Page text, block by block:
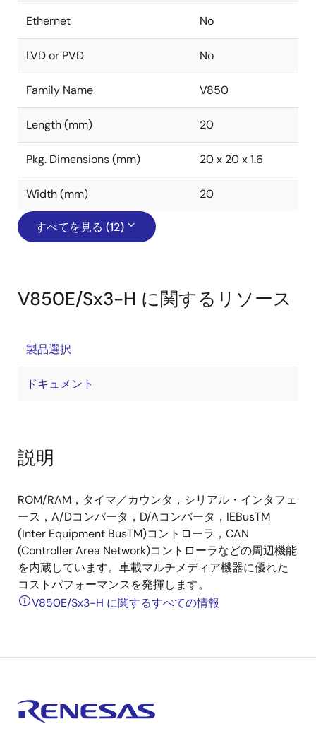
Ethernet No
LVD or PVD No
Family Name V850
Length (mm) 20
Pkg. Dimensions (mm) 20 x 20 x 1.6
Width (mm) 20
すべてを見る (12)
V850E/Sx3-H に関するリソース
製品選択
ドキュメント
説明
ROM/RAM，タイマ／カウンタ，シリアル・インタフェ
ース，A/Dコンバータ，D/Aコンバータ，IEBusTM
(Inter Equipment BusTM)コントローラ，CAN
(Controller Area Network)コントローラなどの周辺機能
を内蔵しています。車載マルチメディア機器に優れた
コストパフォーマンスを発揮します。
V850E/Sx3-H に関するすべての情報